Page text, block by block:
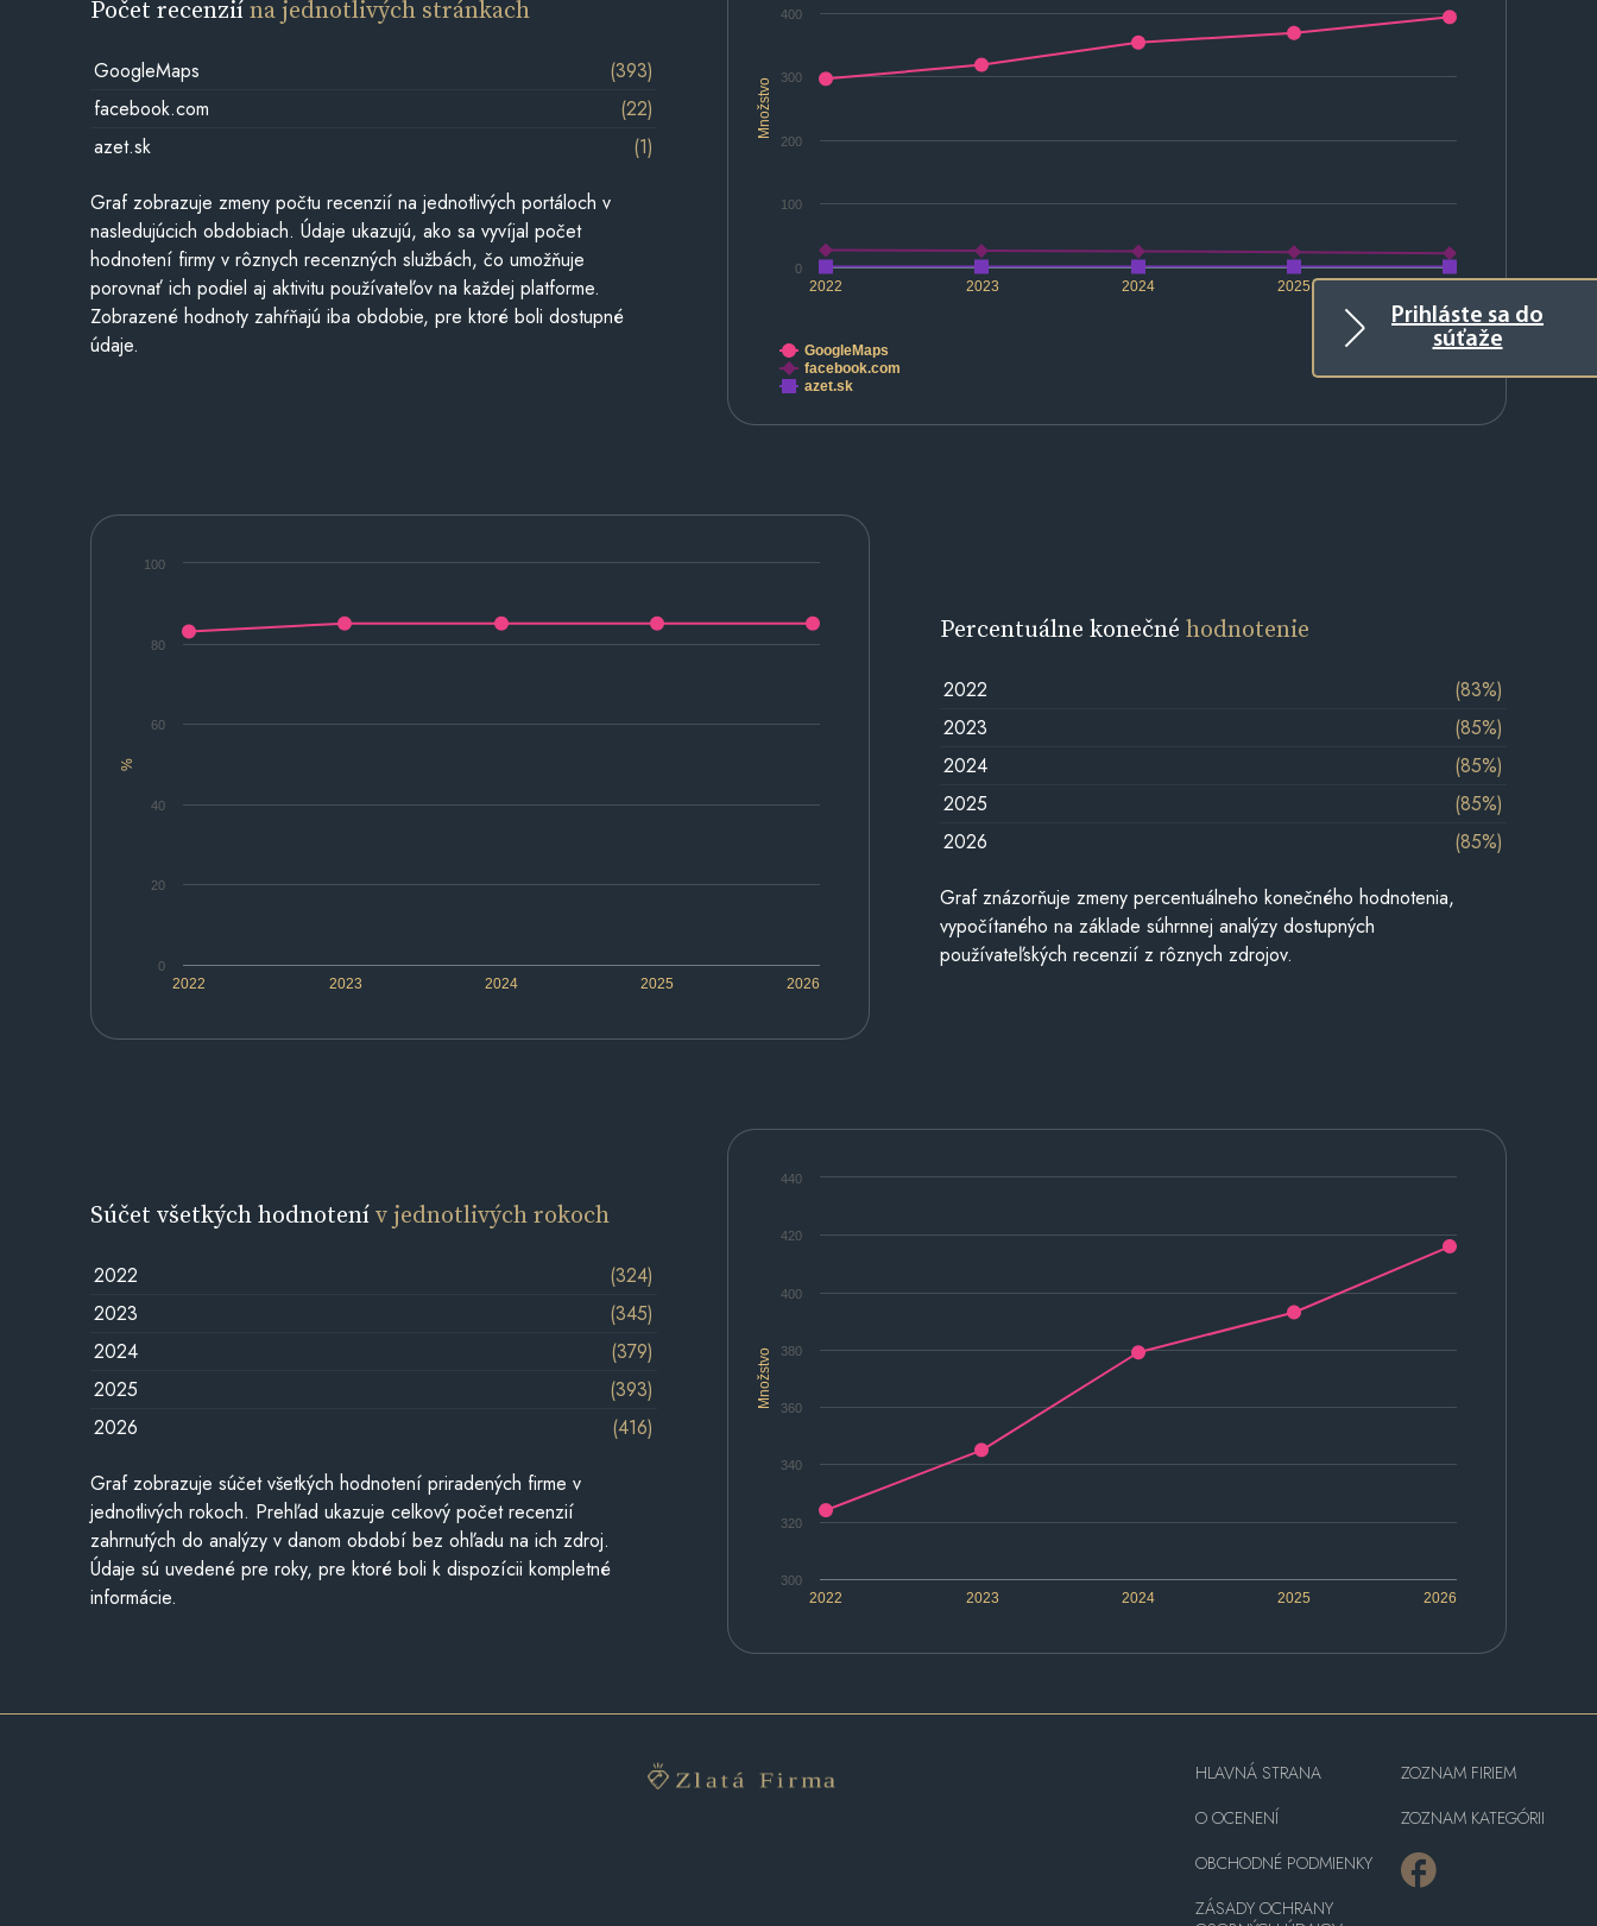
Prihláste sa do
súťaže
Množstvo
2022 2023 2024 2025
0
100
200
300
400
GoogleMaps
facebook.com
azet.sk
Počet recenziína jednotlivých stránkach
GoogleMaps
(393)
facebook.com
(22)
azet.sk
(1)
Graf zobrazuje zmeny počtu recenzií na jednotlivých portáloch v
nasledujúcich obdobiach. Údaje ukazujú, ako sa vyvíjal počet
hodnotení firmy v rôznych recenzných službách, čo umožňuje
porovnať ich podiel aj aktivitu používateľov na každej platforme.
Zobrazené hodnoty zahŕňajú iba obdobie, pre ktoré boli dostupné
údaje.
%
2022 2023 2024 2025 2026
0
20
40
60
80
100
Percentuálne konečnéhodnotenie
2022
(83%)
2023
(85%)
2024
(85%)
2025
(85%)
2026
(85%)
Graf znázorňuje zmeny percentuálneho konečného hodnotenia,
vypočítaného na základe súhrnnej analýzy dostupných
používateľských recenzií z rôznych zdrojov.
Množstvo
2022 2023 2024 2025 2026
300
320
340
360
380
400
420
440
Súčet všetkých hodnotenív jednotlivých rokoch
2022
(324)
2023
(345)
2024
(379)
2025
(393)
2026
(416)
Graf zobrazuje súčet všetkých hodnotení priradených firme v
jednotlivých rokoch. Prehľad ukazuje celkový počet recenzií
zahrnutých do analýzy v danom období bez ohľadu na ich zdroj.
Údaje sú uvedené pre roky, pre ktoré boli k dispozícii kompletné
informácie.
HLAVNÁ STRANA
O OCENENÍ
OBCHODNÉ PODMIENKY
ZÁSADY OCHRANY
ZOZNAM FIRIEM
ZOZNAM KATEGÓRII